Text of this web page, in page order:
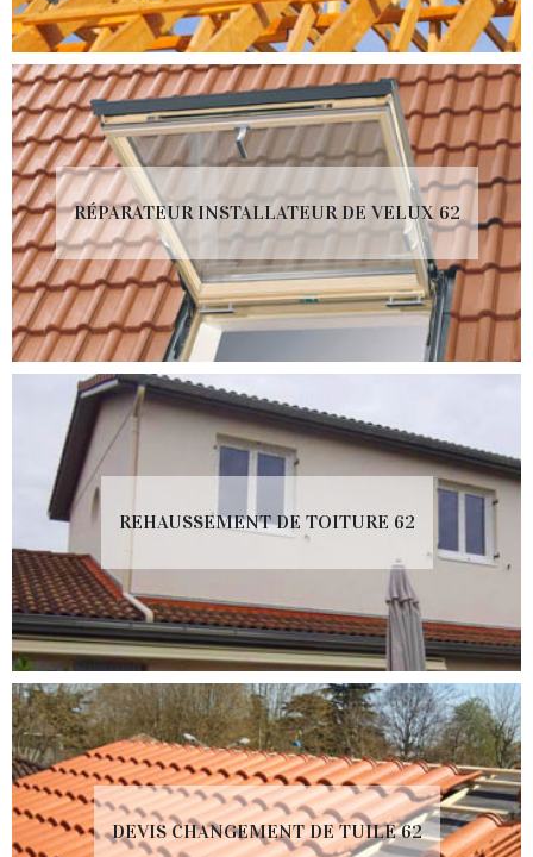
RÉPARATEUR INSTALLATEUR DE VELUX 62
REHAUSSEMENT DE TOITURE 62
DEVIS CHANGEMENT DE TUILE 62